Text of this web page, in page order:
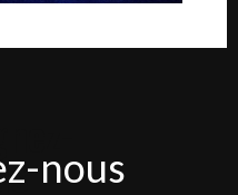
nous